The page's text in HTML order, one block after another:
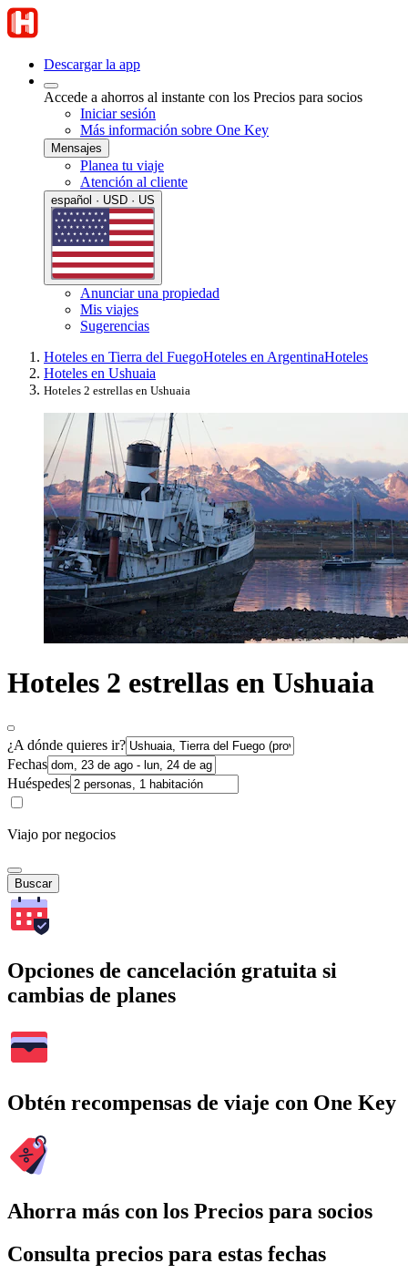
Descargar la app
Accede a ahorros al instante con los Precios para socios
Iniciar sesión
Más información sobre One Key
Mensajes
Planea tu viaje
Atención al cliente
español · USD · US
Anunciar una propiedad
Mis viajes
Sugerencias
Hoteles en Tierra del FuegoHoteles en ArgentinaHoteles
Hoteles en Ushuaia
Hoteles 2 estrellas en Ushuaia
Hoteles 2 estrellas en Ushuaia
¿A dónde quieres ir?
Fechas
Huéspedes
Viajo por negocios
Buscar
Opciones de cancelación gratuita si
cambias de planes
Obtén recompensas de viaje con One Key
Ahorra más con los Precios para socios
Consulta precios para estas fechas